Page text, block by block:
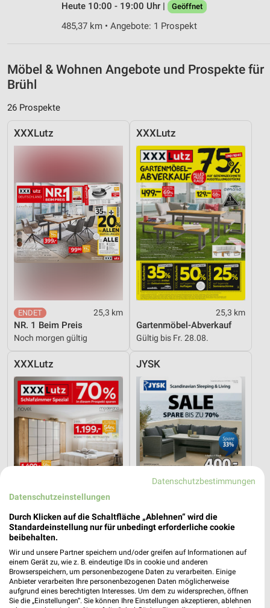
Heute 10:00 - 19:00 Uhr |
Geöffnet
485,37 km • Angebote: 1 Prospekt
Möbel & Wohnen Angebote und Prospekte für
Brühl
26 Prospekte
XXXLutz
25,3 km
NR. 1 Beim Preis
Noch morgen gültig
XXXLutz
25,3 km
Gartenmöbel-Abverkauf
Gültig bis Fr. 28.08.
XXXLutz
Schlafzimmer Spezial
Noch morgen gültig
JYSK
Spare bis zu 70%
Gültig bis Sa. 15.08.
JYSK ROLLER
Datenschutzbestimmungen
Datenschutzeinstellungen
Durch Klicken auf die Schaltfläche „Ablehnen“ wird die
Standardeinstellung nur für unbedingt erforderliche cookie
beibehalten.
Wir und unsere Partner speichern und/oder greifen auf Informationen auf
einem Gerät zu, wie z. B. eindeutige IDs in cookie und anderen
Browserspeichern, um personenbezogene Daten zu verarbeiten. Einige
Anbieter verarbeiten Ihre personenbezogenen Daten möglicherweise
aufgrund eines berechtigten Interesses. Um dem zu widersprechen, öffnen
Sie die „Einstellungen“. Sie können Ihre Einstellungen akzeptieren, ablehnen